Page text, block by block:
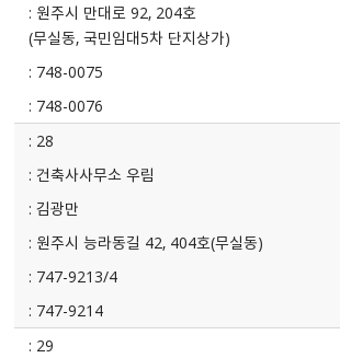
원주시 만대로 92, 204호
(무실동, 국민임대5차 단지상가)
748-0075
748-0076
28
건축사사무소 우림
김광만
원주시 능라동길 42, 404호(무실동)
747-9213/4
747-9214
29